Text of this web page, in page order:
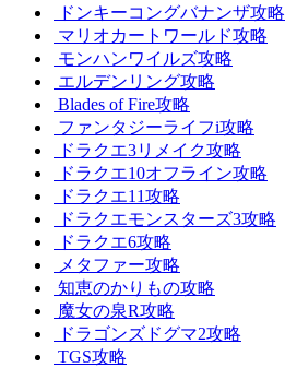
ドンキーコングバナンザ攻略
マリオカートワールド攻略
モンハンワイルズ攻略
エルデンリング攻略
Blades of Fire攻略
ファンタジーライフi攻略
ドラクエ3リメイク攻略
ドラクエ10オフライン攻略
ドラクエ11攻略
ドラクエモンスターズ3攻略
ドラクエ6攻略
メタファー攻略
知恵のかりもの攻略
魔女の泉R攻略
ドラゴンズドグマ2攻略
TGS攻略